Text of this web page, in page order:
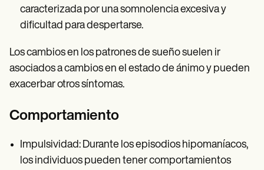
caracterizada por una somnolencia excesiva y
dificultad para despertarse.
Los cambios en los patrones de sueño suelen ir
asociados a cambios en el estado de ánimo y pueden
exacerbar otros síntomas.
Comportamiento
Impulsividad: Durante los episodios hipomaníacos,
los individuos pueden tener comportamientos